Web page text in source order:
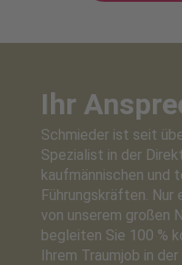
Ihr
Schmieder ist seit
Spezialist in der
kaufmännischen und
Führungskräften. Nur
von unserem großen
begleiten Sie 100 %
Ihrem Traumjob in